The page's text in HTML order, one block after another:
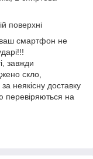
поверхні
ваш смартфон не
завжди
скло,
неякісну доставку
перевіряються на